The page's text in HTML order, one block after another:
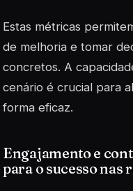
Estas métricas
de melhoria e tomar
concretos. A
cenário é crucial para
forma eficaz.
Engajamento e
para o sucesso nas